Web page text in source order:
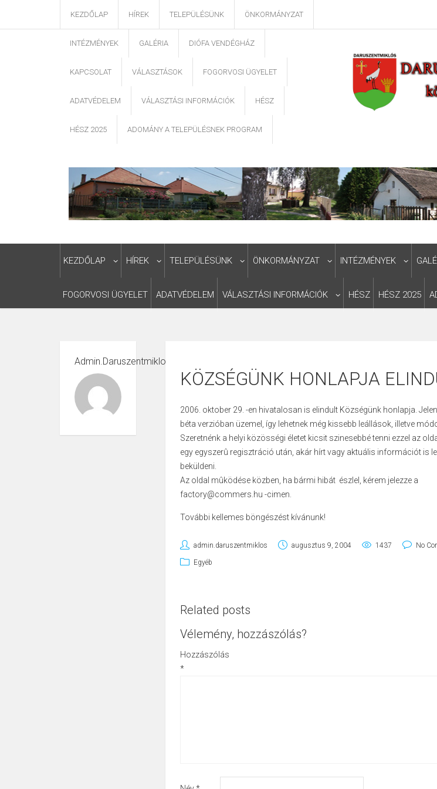
KEZDŐLAP HÍREK TELEPÜLÉSÜNK ÖNKORMÁNYZAT
INTÉZMÉNYEK GALÉRIA DIÓFA VENDÉGHÁZ
KAPCSOLAT VÁLASZTÁSOK FOGORVOSI ÜGYELET
ADATVÉDELEM VÁLASZTÁSI INFORMÁCIÓK HÉSZ
HÉSZ 2025 ADOMÁNY A TELEPÜLÉSNEK PROGRAM
KEZDŐLAP HÍREK TELEPÜLÉSÜNK ÖNKORMÁNYZAT INTÉZMÉNYEK
FOGORVOSI ÜGYELET ADATVÉDELEM VÁLASZTÁSI INFORMÁCIÓK HÉSZ HÉSZ 2025
Admin.daruszentmiklos
KÖZSÉGÜNK HONLAPJA
2006. oktober 29. -en hivatalosan is elindult Községünk honlapja.
béta verzióban üzemel, így lehetnek még kissebb leállások, illetve
Szeretnénk a helyi közösségi életet kicsit szinesebbé tenni ezzel az
egy egyszerû regisztráció után, akár hírt vagy aktuális információt is
beküldeni.
Az oldal mûködése közben, ha bármi hibát észlel, kérem jelezze a
factory@commers.hu -cimen.
További kellemes böngészést kívánunk!
admin.daruszentmiklos augusztus 9, 2004 1437 No
Egyéb
Related posts
Vélemény, hozzászólás?
Hozzászólás
*